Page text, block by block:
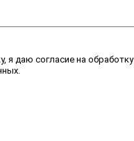
я даю согласие на обработку